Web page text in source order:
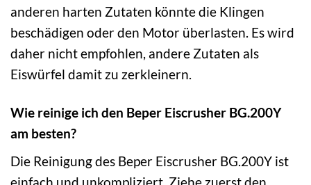
anderen harten Zutaten könnte die Klingen
beschädigen oder den Motor überlasten. Es wird
daher nicht empfohlen, andere Zutaten als
Eiswürfel damit zu zerkleinern.
Wie reinige ich den Beper Eiscrusher BG.200Y
am besten?
Die Reinigung des Beper Eiscrusher BG.200Y ist